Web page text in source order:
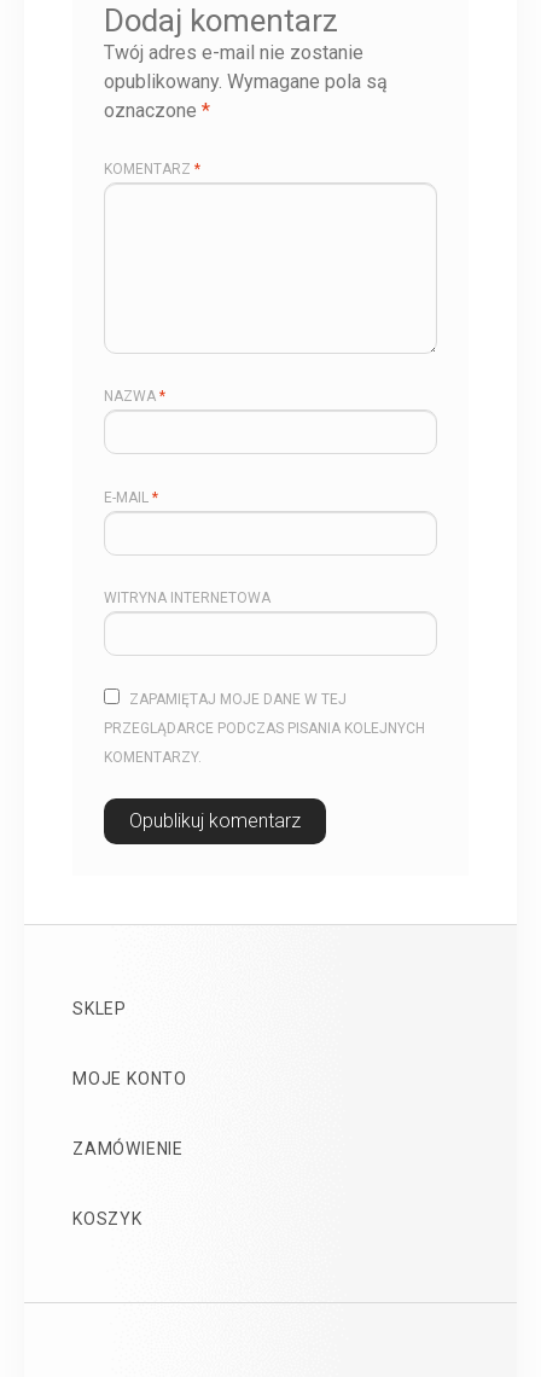
SKLEP
MOJE KONTO
ZAMÓWIENIE
KOSZYK
Dodaj komentarz
Twój adres e-mail nie zostanie
opublikowany. Wymagane pola są
oznaczone *
KOMENTARZ *
NAZWA *
E-MAIL *
WITRYNA INTERNETOWA
ZAPAMIĘTAJ MOJE DANE W TEJ
PRZEGLĄDARCE PODCZAS PISANIA KOLEJNYCH
KOMENTARZY.